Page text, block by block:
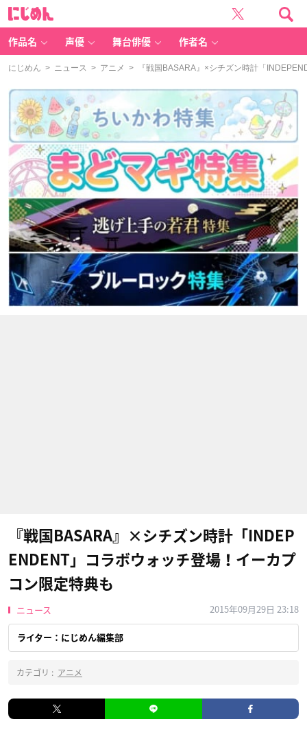
作品名 声優 舞台俳優 作者名
にじめん > ニュース > アニメ > 『戦国BASARA』×シチズン時計「
『戦国BASARA』×シチズン時計「INDEP
ENDENT」コラボウォッチ登場！イーカプ
コン限定特典も
ニュース 2015年09月29日 23:18
ライター：にじめん編集部
カテゴリ : アニメ